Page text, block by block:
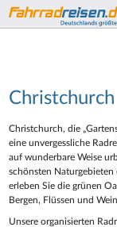
Christchurch
Christchurch, die
eine unvergessliche
auf wunderbare Weise
schönsten
erleben Sie die grünen
Bergen, Flüssen und
Unsere organisierten